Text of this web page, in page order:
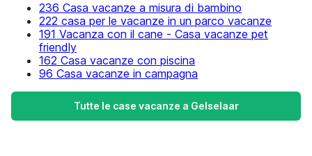
236 Casa vacanze a misura di bambino
222 casa per le vacanze in un parco vacanze
191 Vacanza con il cane - Casa vacanze pet
friendly
162 Casa vacanze con piscina
96 Casa vacanze in campagna
Tutte le case vacanze a Gelselaar